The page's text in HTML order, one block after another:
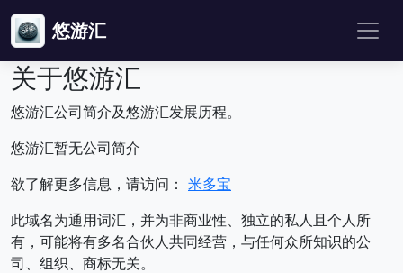
悠游汇
关于悠游汇
悠游汇公司简介及悠游汇发展历程。
悠游汇暂无公司简介
欲了解更多信息，请访问： 米多宝
此域名为通用词汇，并为非商业性、独立的私人且个人所
有，可能将有多名合伙人共同经营，与任何众所知识的公
司、组织、商标无关。